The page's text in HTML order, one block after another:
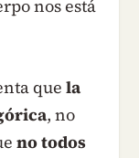
nos está
que la
, no
no todos